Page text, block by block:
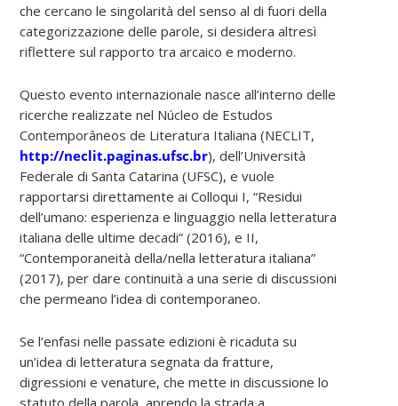
che cercano le singolarità del senso al di fuori della
categorizzazione delle parole, si desidera altresì
riflettere sul rapporto tra arcaico e moderno.
Questo evento internazionale nasce all’interno delle
ricerche realizzate nel Núcleo de Estudos
Contemporâneos de Literatura Italiana (NECLIT,
http://neclit.paginas.ufsc.br), dell’Università
Federale di Santa Catarina (UFSC), e vuole
rapportarsi direttamente ai Colloqui I, “Residui
dell’umano: esperienza e linguaggio nella letteratura
italiana delle ultime decadi” (2016), e II,
“Contemporaneità della/nella letteratura italiana”
(2017), per dare continuità a una serie di discussioni
che permeano l’idea di contemporaneo.
Se l’enfasi nelle passate edizioni è ricaduta su
un’idea di letteratura segnata da fratture,
digressioni e venature, che mette in discussione lo
statuto della parola, aprendo la strada a